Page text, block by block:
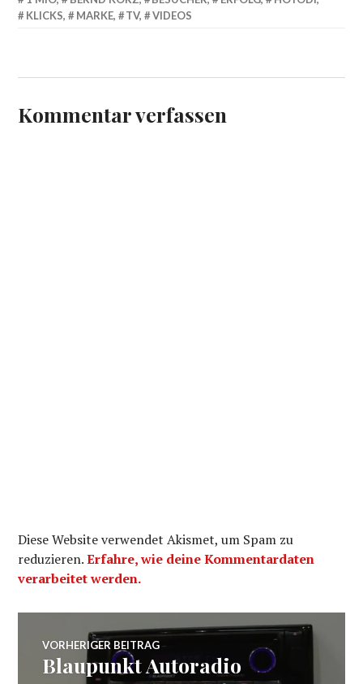
KLICKS, MARKE, TV, VIDEOS
Kommentar verfassen
Diese Website verwendet Akismet, um Spam zu
reduzieren.Erfahre, wie deine Kommentardaten
verarbeitet werden.
Beitragsnavigation
VORHERIGER BEITRAG
Vorheriger
Blaupunkt Autoradio